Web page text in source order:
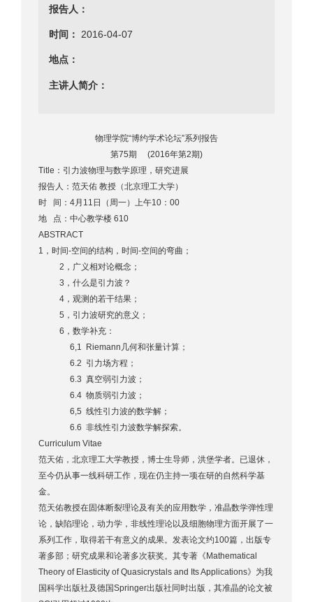
报告人：
时间： 2016-04-07
地点：
主讲人简介：
物理学院“博约学术论坛”系列报告
第75期 (2016年第2期)
Title：引力波物理与数学原理，研究进展
报告人：范天佑 教授（北京理工大学）
时 间：4月11日（周一）上午10：00
地 点：中心教学楼 610
ABSTRACT
1，时间-空间的结构，时间-空间的弯曲；
2，广义相对论概念；
3，什么是引力波？
4，观测的若干结果；
5，引力波研究的意义；
6，数学补充：
6,1 Riemann几何和张量计算；
6.2 引力场方程；
6.3 真空弱引力波；
6.4 物质弱引力波；
6,5 线性引力波的数学解；
6.6 非线性引力波数学解探索。
Curriculum Vitae
范天佑，北京理工大学教授，博士生导师，洪堡学者。已退休，
至今仍从事一线科研工作，现在仍主持一项在研的自然科学基
金。
范天佑教授在固体断裂理论及有关的应用数学，准晶数学弹性理
论，缺陷理论，动力学，非线性理论以及细胞物理方面开展了一
系列工作，取得若干有意义的成果。发表论文约100篇，出版专
著多部；研究成果和论著多次获奖。其专著《Mathematical
Theory of Elasticity of Quasicrystals and Its Applications》为我
国科学出版社及德国Springer出版社同时出版，其准晶的论文被